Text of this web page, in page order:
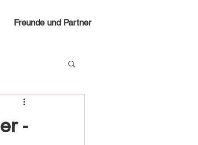
Freunde und Partner
-